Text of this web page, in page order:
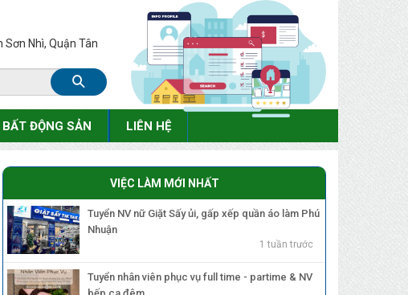
Nhì, Quận Tân
BẤT ĐỘNG SẢN LIÊN HỆ
VIỆC LÀM MỚI NHẤT
Tuyển NV nữ Giặt Sấy ủi, gấp xếp quần áo làm Phú
Nhuận
1 tuần trước
Tuyển nhân viên phục vụ full time - partime & NV